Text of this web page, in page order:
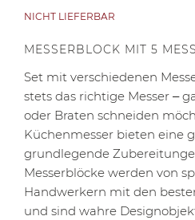
NICHT LIEFERBAR
MESSERBLOCK MIT 5
Set mit verschiedenen
stets das richtige Messer –
oder Braten schneiden
Küchenmesser bieten eine
grundlegende
Messerblöcke werden von
Handwerkern mit den
und sind wahre